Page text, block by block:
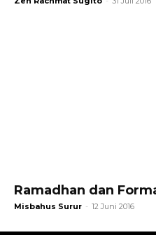
Ramadhan dan
Misbahus Surur - 12 Juni 2016